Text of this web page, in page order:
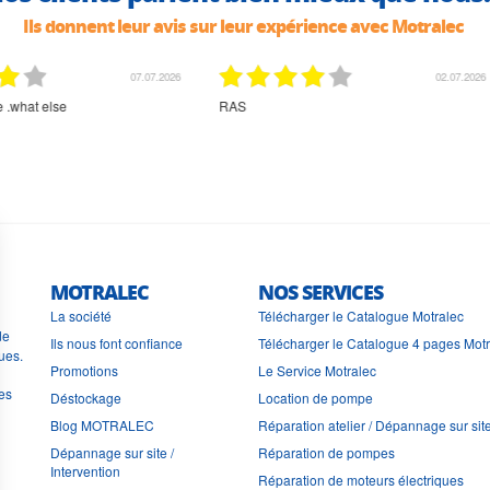
Ils donnent leur avis sur leur expérience avec Motralec
02.07.2026 02.07.2026
rien à signaler, très content
MOTRALEC
La société
Ils nous font confiance
Promotions
Déstockage
Blog MOTRALEC
Dépannage sur site /
Intervention
NOS SERVICES
Télécharger le Catalogue Motralec
Télécharger le Catalogue 4 pages
Le Service Motralec
Location de pompe
Réparation atelier / Dépannage sur
Réparation de pompes
Réparation de moteurs électriques